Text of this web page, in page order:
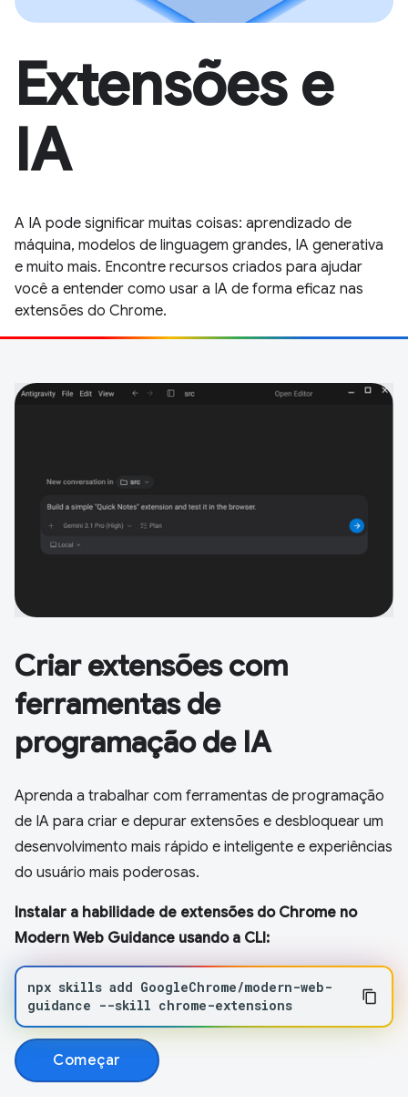
Extensões e
IA
A IA pode significar muitas coisas: aprendizado de
máquina, modelos de linguagem grandes, IA generativa
e muito mais. Encontre recursos criados para ajudar
você a entender como usar a IA de forma eficaz nas
extensões do Chrome.
Criar extensões com
ferramentas de
programação de IA
Aprenda a trabalhar com ferramentas de programação
de IA para criar e depurar extensões e desbloquear um
desenvolvimento mais rápido e inteligente e experiências
do usuário mais poderosas.
Instalar a habilidade de extensões do Chrome no
Modern Web Guidance usando a CLI:
npx skills add GoogleChrome/modern-web-
guidance --skill chrome-extensions
Começar